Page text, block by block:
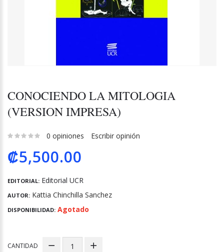
CONOCIENDO LA MITOLOGIA
(VERSION IMPRESA)
0 opiniones Escribir opinión
₡5,500.00
EDITORIAL: Editorial UCR
AUTOR: Kattia Chinchilla Sanchez
DISPONIBILIDAD: Agotado
CANTIDAD